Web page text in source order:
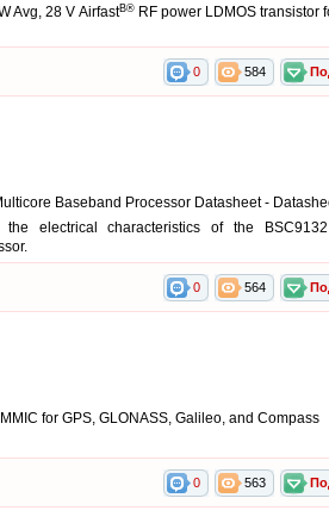
Avg, 28 V AirfastВ®RF power LDMOS transistor
584
0
Baseband Processor Datasheet -
the electrical characteristics of the
564
0
for GPS, GLONASS, Galileo, and Compass
563
0